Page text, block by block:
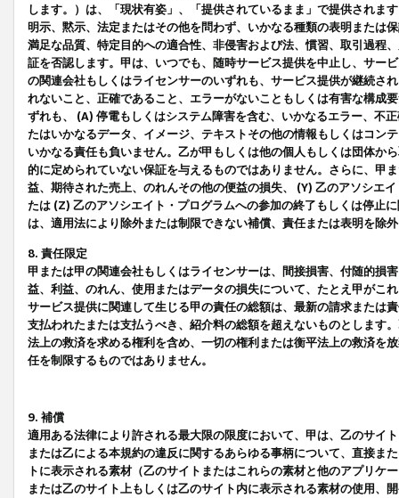
します。）は、「現状有姿」、「提供されているまま」で提供されま
明示、黙示、法定またはその他を問わず、いかなる種類の表明または
満足な品質、特定目的への適合性、非侵害および法、慣習、取引過程
証を否認します。甲は、いつでも、随時サービス提供を中止し、サー
の関連会社もしくはライセンサーのいずれも、サービス提供が継続さ
れないこと、正確であること、エラーがないこともしくは有害な構成
ずれも、 (A) 停電もしくはシステム障害を含む、いかなるエラー、不
たはいかなるデータ、イメージ、テキストその他の情報もしくはコン
いかなる責任も負いません。乙が甲もしくは他の個人もしくは団体か
的に定められていない保証を与えるものではありません。さらに、甲
益、期待された売上、のれんその他の便益の損失、 (Y) 乙のアソシエ
たは (Z) 乙のアソシエイト・プログラムへの参加の終了もしくは停止
は、適用法により除外または制限できない補償、責任または表明を除
8. 責任限定
甲または甲の関連会社もしくはライセンサーは、間接損害、付随的損
益、利益、のれん、使用またはデータの損失について、たとえ甲がこ
サービス提供に関連して生じる甲の責任の総額は、最新の請求または
支払われたまたは支払うべき、紹介料の総額を超えないものとします
法上の救済を求める権利を含め、一切の権利または衡平法上の救済を
任を制限するものではありません。
9. 補償
適用ある法律により許される最大限の限度において、甲は、乙のサイ
または乙による本規約の違反に関するあらゆる事柄について、直接ま
トに表示される素材（乙のサイトまたはこれらの素材と他のアプリ
または乙のサイト上もしくは乙のサイト内に表示される素材の使用、